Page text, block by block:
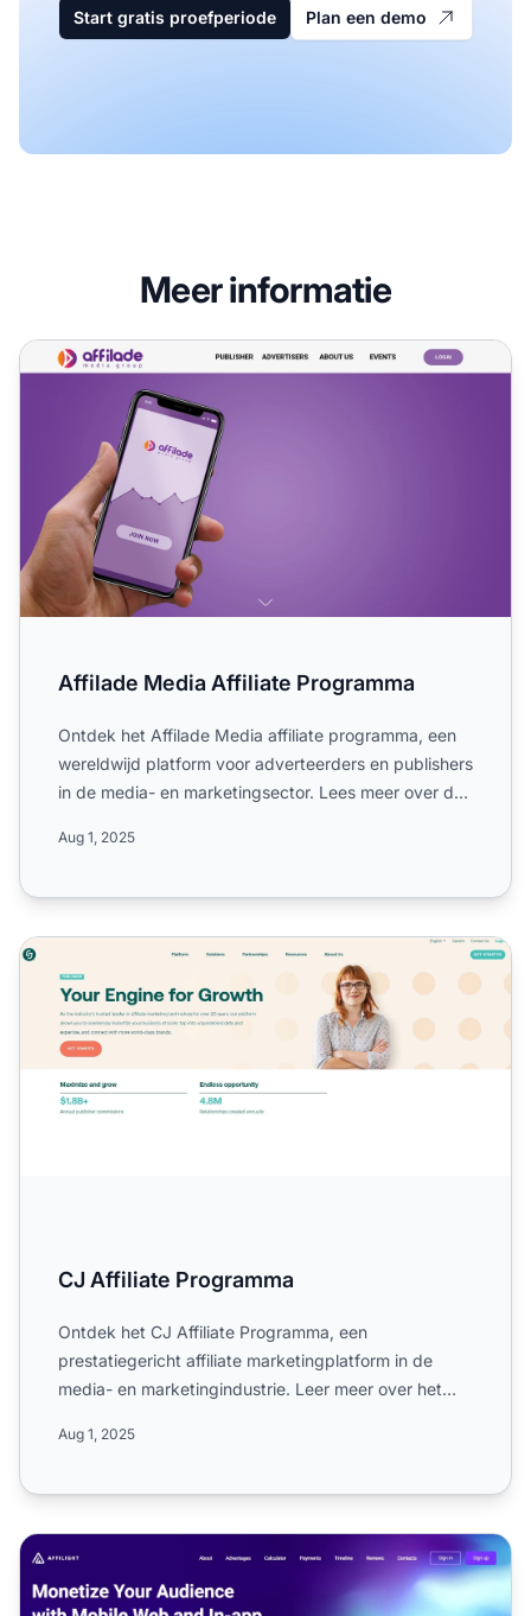
Start gratis proefperiode Plan een demo
Meer informatie
Affilade Media Affiliate Programma
Affilade Media Affiliate Programma
Ontdek het Affilade Media affiliate programma, een
wereldwijd platform voor adverteerders en publishers
in de media- en marketingsector. Lees meer over de
Aug 1, 2025
CJ Affiliate Programma
CJ Affiliate Programma
Ontdek het CJ Affiliate Programma, een
prestatiegericht affiliate marketingplatform in de
media- en marketingindustrie. Leer meer over het
Aug 1, 2025
Affilight Affiliate Programma